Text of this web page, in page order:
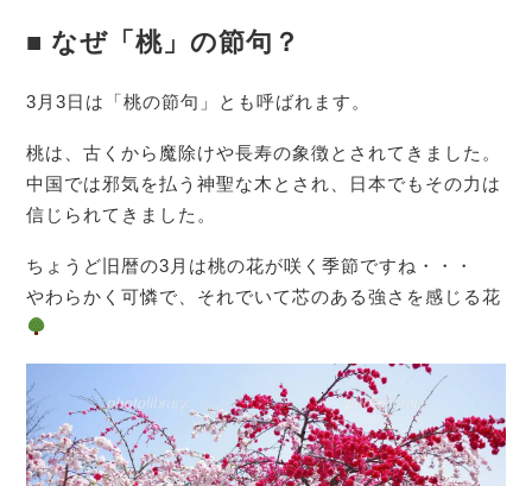
■ なぜ「桃」の節句？
3月3日は「桃の節句」とも呼ばれます。
桃は、古くから魔除けや長寿の象徴とされてきました。
中国では邪気を払う神聖な木とされ、日本でもその力は
信じられてきました。
ちょうど旧暦の3月は桃の花が咲く季節ですね・・・
やわらかく可憐で、それでいて芯のある強さを感じる花